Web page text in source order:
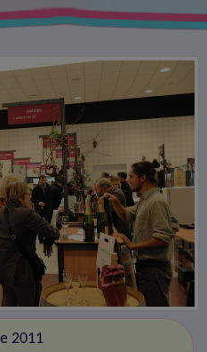
2011